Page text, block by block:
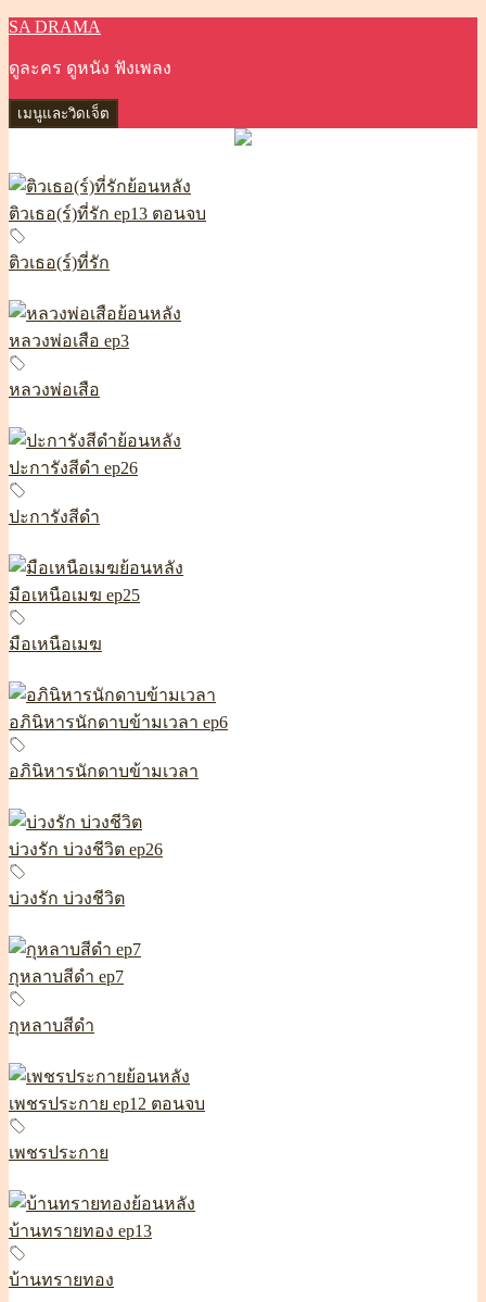
ข้าม
ยัง
เนื้อหา
SA DRAMA
ดูละคร ดูหนัง ฟังเพลง
เมนูและวิดเจ็ต
ติวเธอ(ร์)ที่รัก ep13 ตอนจบ
ติวเธอ(ร์)ที่รัก
หลวงพ่อเสือ ep3
หลวงพ่อเสือ
ปะการังสีดำ ep26
ปะการังสีดำ
มือเหนือเมฆ ep25
มือเหนือเมฆ
อภินิหารนักดาบข้ามเวลา ep6
อภินิหารนักดาบข้ามเวลา
บ่วงรัก บ่วงชีวิต ep26
บ่วงรัก บ่วงชีวิต
กุหลาบสีดำ ep7
กุหลาบสีดำ
เพชรประกาย ep12 ตอนจบ
เพชรประกาย
บ้านทรายทอง ep13
บ้านทรายทอง